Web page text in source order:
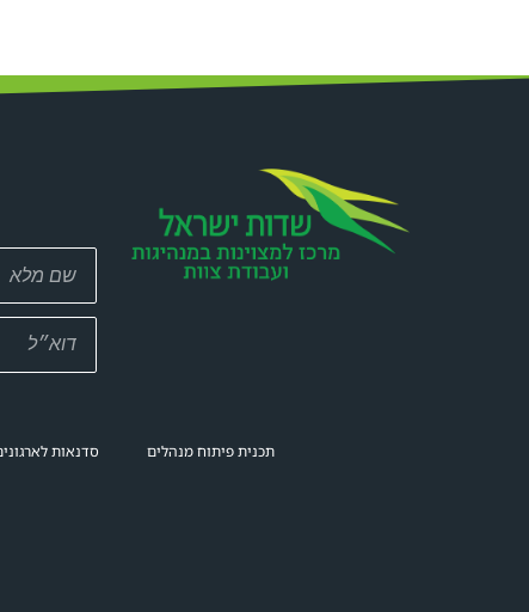
תכנית פיתוח מנהלים סדנאות